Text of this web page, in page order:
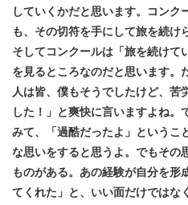
していくかだと思います。コンク
も、その切符を手にして旅を続け
そしてコンクールは「旅を続けて
を見るところなのだと思います。
人は皆、僕もそうでしたけど、苦
した！」と爽快に言いますよね。
みて、「過酷だったよ」というこ
な思いをすると思うよ。でもその
ものがある。あの経験が自分を形
てくれた」と、いい面だけではな